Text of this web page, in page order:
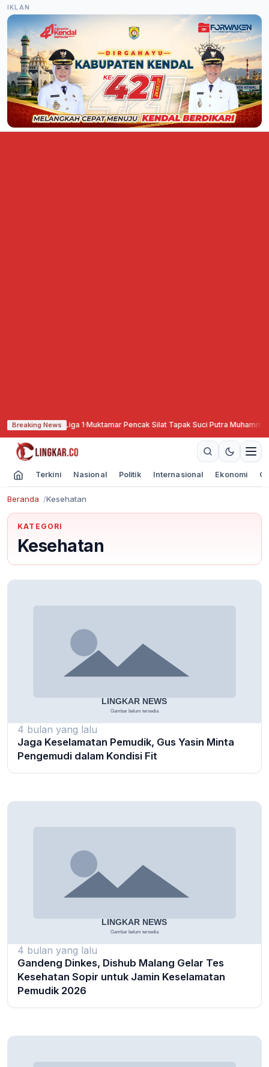
IKLAN
Breaking News
ke Liga 1· Muktamar Pencak Silat Tapak Suci Putra
Terkini Nasional Politik Internasional Ekonomi
Beranda Kesehatan
KATEGORI
Kesehatan
4 bulan yang lalu
Jaga Keselamatan Pemudik, Gus Yasin Minta
Pengemudi dalam Kondisi Fit
4 bulan yang lalu
Gandeng Dinkes, Dishub Malang Gelar Tes
Kesehatan Sopir untuk Jamin Keselamatan
Pemudik 2026